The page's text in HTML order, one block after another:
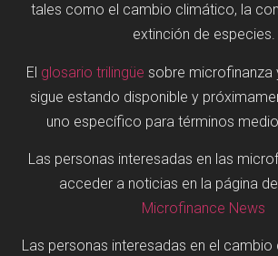
tales como el cambio climático, la
extinción de especies.
El glosario trilingüe sobre microfinanza
sigue estando disponible y
uno específico para términos
Las personas interesadas en las
acceder a noticias en la página
Microfinance News
Las personas interesadas en el